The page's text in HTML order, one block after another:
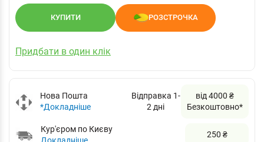
КУПИТИ РОЗСТРОЧКА
Придбати в один клік
Нова Пошта
*Докладніше
Відправка 1-
2 дні
від 4000 ₴
Безкоштовно*
Кур'єром по Києву
250 ₴